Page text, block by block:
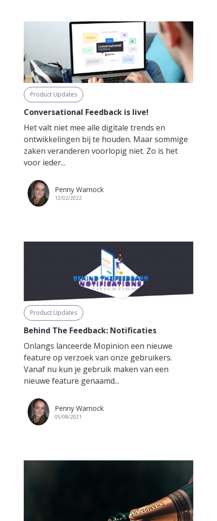
Product Updates
Conversational Feedback is live!
Het valt niet mee alle digitale trends en
ontwikkelingen bij te houden. Maar sommige
zaken veranderen voorlopig niet. Zo is het
voor ieder...
Penny Warnock
12/02/2022
Product Updates
Behind The Feedback: Notificaties
Onlangs lanceerde Mopinion een nieuwe
feature op verzoek van onze gebruikers.
Vanaf nu kun je gebruik maken van een
nieuwe feature genaamd...
Penny Warnock
05/08/2021